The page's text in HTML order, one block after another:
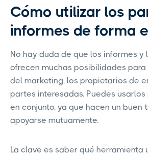
Cómo utilizar los
informes de forma
No hay duda de que los informes y
ofrecen muchas posibilidades
del marketing, los propietarios de
partes interesadas. Puedes
en conjunto, ya que hacen un buen
apoyarse mutuamente.
La clave es saber qué herramienta